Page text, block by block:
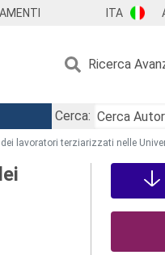
ITA
Ricerca
Cerca:
lavoratori terziarizzati nelle